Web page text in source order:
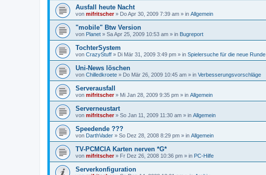
Ausfall heute Nacht
von mifritscher» Do Apr 30, 2009 7:39 am » in Allgemein
"mobile" Btw Version
von Planet » Sa Apr 25, 2009 10:53 am » in Bugreport
TochterSystem
von CrazyStuff » Di Mär 31, 2009 3:49 pm » in Spielersuche für die neue Runde
Uni-News löschen
von Chilledkroete » Do Mär 26, 2009 10:45 am » in Verbesserungsvorschläge
Serverausfall
von mifritscher» Mi Jan 28, 2009 9:35 pm » in Allgemein
Serverneustart
von mifritscher» So Jan 11, 2009 11:30 am » in Allgemein
Speedende ???
von DarthVader » So Dez 28, 2008 8:29 pm » in Allgemein
TV-PCMCIA Karten nerven *G*
von mifritscher» Fr Dez 26, 2008 10:36 pm » in PC-Hilfe
Serverkonfiguration